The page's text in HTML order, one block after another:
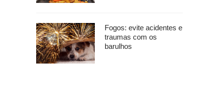
Fogos: evite acidentes e
traumas com os
barulhos